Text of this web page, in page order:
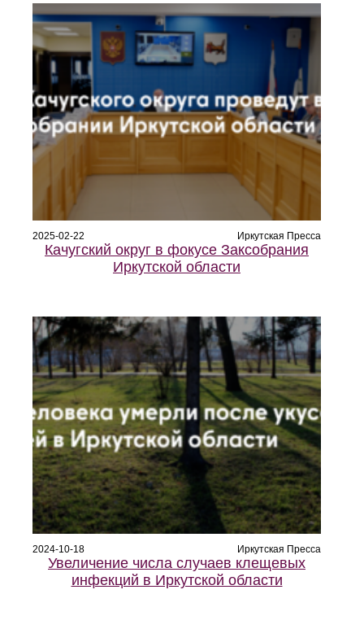
2025-02-22 Иркутская Пресса
Качугский округ в фокусе Заксобрания
Иркутской области
2024-10-18 Иркутская Пресса
Увеличение числа случаев клещевых
инфекций в Иркутской области